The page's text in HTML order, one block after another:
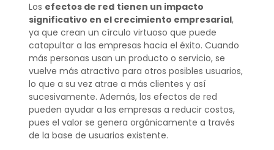
Los efectos de red tienen un impacto
significativo en el crecimiento empresarial,
ya que crean un círculo virtuoso que puede
catapultar a las empresas hacia el éxito. Cuando
más personas usan un producto o servicio, se
vuelve más atractivo para otros posibles usuarios,
lo que a su vez atrae a más clientes y así
sucesivamente. Además, los efectos de red
pueden ayudar a las empresas a reducir costos,
pues el valor se genera orgánicamente a través
de la base de usuarios existente.